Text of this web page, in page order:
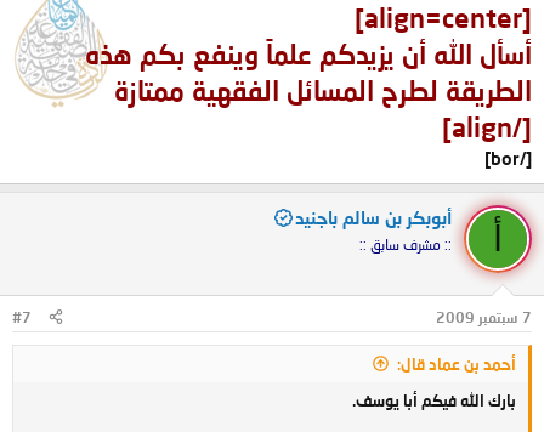
[align=center]
أسأل الله أن يزيدكم علماً وينفع بكم هذه
الطريقة لطرح المسائل الفقهية ممتازة
[/align]
[/bor]
أبوبكر بن سالم باجنيد
:: مشرف سابق ::
7 سبتمبر 2009 #7
أحمد بن عماد قال:
بارك الله فيكم أبا يوسف.